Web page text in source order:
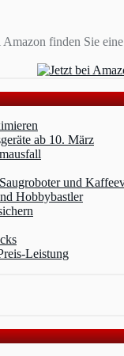
finden Sie
ab 10. März
und
Hobbybastler
Leistung